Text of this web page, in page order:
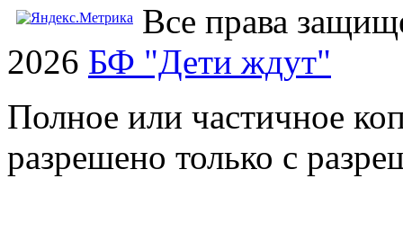
Все права
2026 БФ "Дети ждут"
Полное или частичное
разрешено только с